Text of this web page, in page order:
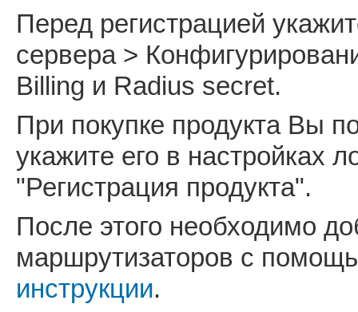
Перед регистрацией
сервера >
Billing и Radius secret.
При покупке продукта Вы
укажите его в настройках
"Регистрация продукта".
После этого необходимо
маршрутизаторов с
инструкции.